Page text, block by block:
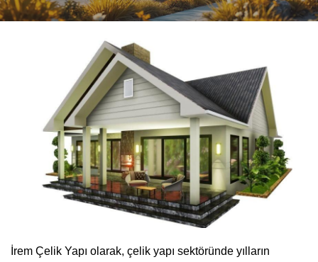
İrem Çelik Yapı olarak, çelik yapı sektöründe yılların